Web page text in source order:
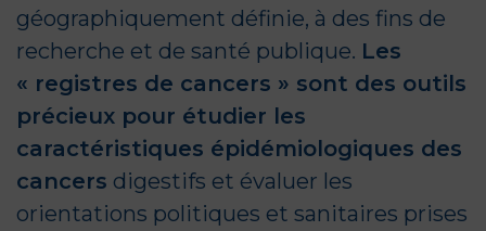
géographiquement définie, à des fins de
recherche et de santé publique. Les
« registres de cancers » sont des outils
précieux pour étudier les
caractéristiques épidémiologiques des
cancers digestifs et évaluer les
orientations politiques et sanitaires prises